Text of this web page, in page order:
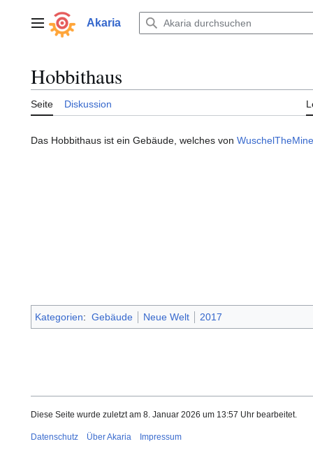
springenHauptmenüAkaria
Hobbithaus
Seite Diskussion
Das Hobbithaus ist ein Gebäude, welches von WuschelTheMine
Kategorien: Gebäude Neue Welt 2017
Diese Seite wurde zuletzt am 8. Januar 2026 um 13:57 Uhr bearbeitet.
Datenschutz Über Akaria Impressum